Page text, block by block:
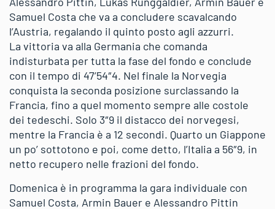
Samuel Costa che va a concludere scavalcando
l’Austria, regalando il quinto posto agli azzurri.
La vittoria va alla Germania che comanda
indisturbata per tutta la fase del fondo e conclude
con il tempo di 47’54″4. Nel finale la Norvegia
conquista la seconda posizione surclassando la
Francia, fino a quel momento sempre alle costole
dei tedeschi. Solo 3″9 il distacco dei norvegesi,
mentre la Francia è a 12 secondi. Quarto un Giappone
un po’ sottotono e poi, come detto, l’Italia a 56″9, in
netto recupero nelle frazioni del fondo.
Domenica è in programma la gara individuale con
Samuel Costa, Armin Bauer e Alessandro Pittin